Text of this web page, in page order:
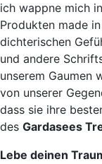
ich wappne mich
Produkten made
dichterischen
und andere
unserem Gaumen
von unserer
dass sie ihre
des Gardasees
Lebe deinen